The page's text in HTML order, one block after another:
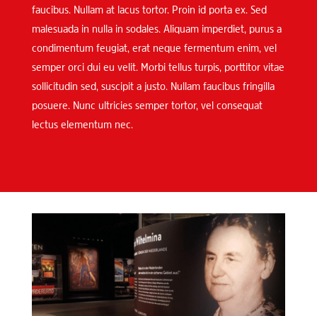
faucibus. Nullam at lacus tortor. Proin id porta ex. Sed
malesuada in nulla in sodales. Aliquam imperdiet, purus a
condimentum feugiat, erat neque fermentum enim, vel
semper orci dui eu velit. Morbi tellus turpis, porttitor vitae
sollicitudin sed, suscipit a justo. Nullam faucibus fringilla
posuere. Nunc ultricies semper tortor, vel consequat
lectus elementum nec.